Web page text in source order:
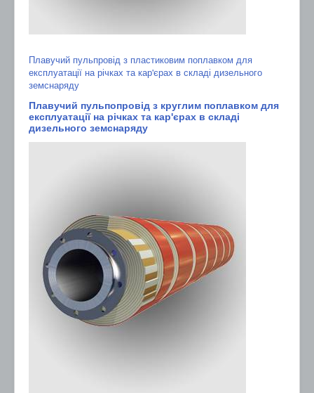
Плавучий пульпровід з пластиковим поплавком для
експлуатації на річках та кар'єрах в складі дизельного
земснаряду
Плавучий пульпопровід з круглим поплавком для
експлуатації на річках та кар'єрах в складі
дизельного земснаряду